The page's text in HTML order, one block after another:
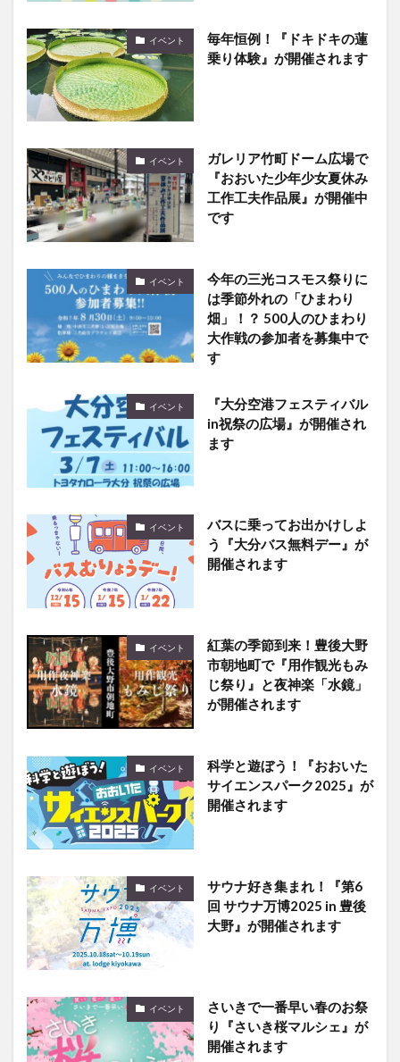
イベント
毎年恒例！『ドキドキの蓮
乗り体験』が開催されます
イベント
ガレリア竹町ドーム広場で
『おおいた少年少女夏休み
工作工夫作品展』が開催中
です
イベント
今年の三光コスモス祭りに
は季節外れの「ひまわり
畑」！？ 500人のひまわり
大作戦の参加者を募集中で
す
イベント
『大分空港フェスティバル
in祝祭の広場』が開催され
ます
イベント
バスに乗ってお出かけしよ
う『大分バス無料デー』が
開催されます
イベント
紅葉の季節到来！豊後大野
市朝地町で『用作観光もみ
じ祭り』と夜神楽「水鏡」
が開催されます
イベント
科学と遊ぼう！『おおいた
サイエンスパーク2025』が
開催されます
イベント
サウナ好き集まれ！『第6
回 サウナ万博2025 in 豊後
大野』が開催されます
イベント
さいきで一番早い春のお祭
り『さいき桜マルシェ』が
開催されます